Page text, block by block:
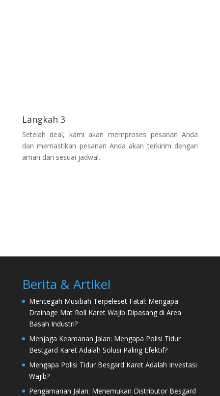
Langkah 3
Setelah deal, kami akan memproses pesanan Anda
dan memastikan pesanan Anda akan terkirim dengan
aman dan sesuai jadwal.
Berita & Artikel
Mencegah Musibah Terpeleset Fatal: Mengapa
Drainage Mat Roll Karet Wajib Dipasang di Area
Basah Industri?
Menjaga Keamanan Jalan: Mengapa Polisi Tidur
Bestgard Karet Adalah Solusi Paling Efektif?
Mengapa Polisi Tidur Besgard Karet Adalah Investasi
Wajib?
Pengamanan Jalan: Menemukan Distributor Besgard